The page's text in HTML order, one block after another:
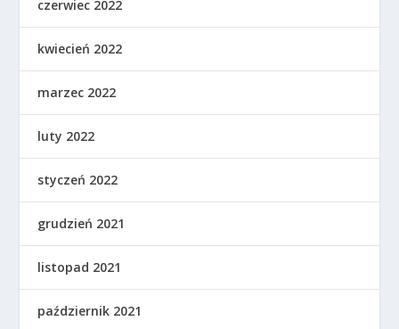
czerwiec 2022
kwiecień 2022
marzec 2022
luty 2022
styczeń 2022
grudzień 2021
listopad 2021
październik 2021